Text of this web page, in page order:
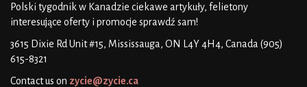
Polski tygodnik w Kanadzie ciekawe artykuły, felietony
interesujące oferty i promocje sprawdź sam!
3615 Dixie Rd Unit #15, Mississauga, ON L4Y 4H4, Canada (905)
615-8321
Contact us on zycie@zycie.ca